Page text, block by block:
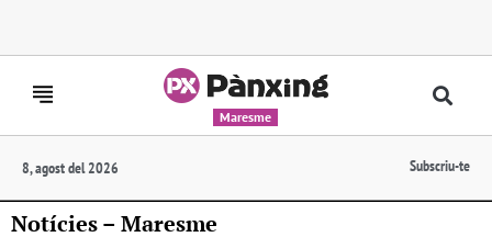
Maresme
8, agost del 2026 Subscriu-te
Notícies – Maresme